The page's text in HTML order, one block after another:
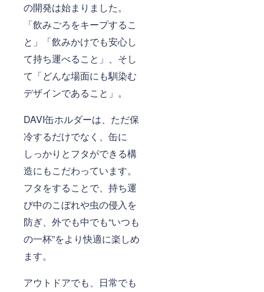
の開発は始まりました。
「飲みごろをキープするこ
と」「飲みかけでも安心し
て持ち運べること」、そし
て「どんな場面にも馴染む
デザインであること」。
DAVI缶ホルダーは、ただ保
冷するだけでなく、缶に
しっかりとフタができる構
造にもこだわっています。
フタをすることで、持ち運
び中のこぼれや虫の侵入を
防ぎ、外でも中でも“いつも
の一杯”をより快適に楽しめ
ます。
アウトドアでも、日常でも